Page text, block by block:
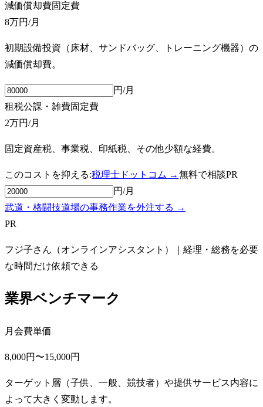
減価償却費固定費
8万円/月
初期設備投資（床材、サンドバッグ、トレーニング機器）の
減価償却費。
円/月
租税公課・雑費固定費
2万円/月
固定資産税、事業税、印紙税、その他少額な経費。
このコストを抑える:税理士ドットコム → 無料で相談PR
円/月
武道・格闘技道場の事務作業を外注する →
PR
フジ子さん（オンラインアシスタント）｜経理・総務を必要
な時間だけ依頼できる
業界ベンチマーク
月会費単価
8,000円〜15,000円
ターゲット層（子供、一般、競技者）や提供サービス内容に
よって大きく変動します。